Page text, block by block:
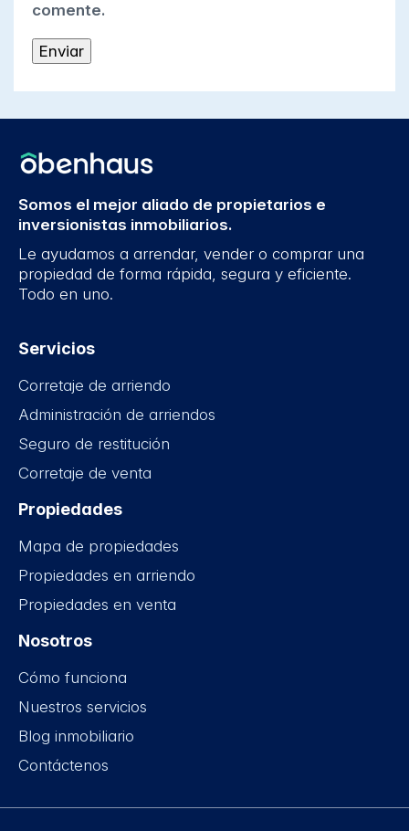
comente.
Somos el mejor aliado de propietarios e
inversionistas inmobiliarios.
Le ayudamos a arrendar, vender o comprar una
propiedad de forma rápida, segura y eficiente.
Todo en uno.
Servicios
Corretaje de arriendo
Administración de arriendos
Seguro de restitución
Corretaje de venta
Propiedades
Mapa de propiedades
Propiedades en arriendo
Propiedades en venta
Nosotros
Cómo funciona
Nuestros servicios
Blog inmobiliario
Contáctenos